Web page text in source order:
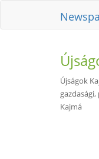
Újságok
Kajmá